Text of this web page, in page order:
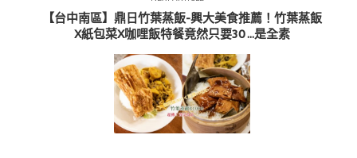
【台中南區】鼎日竹葉蒸飯-興大美食推薦！竹葉蒸飯
X紙包菜X咖哩飯特餐竟然只要30 ...是全素